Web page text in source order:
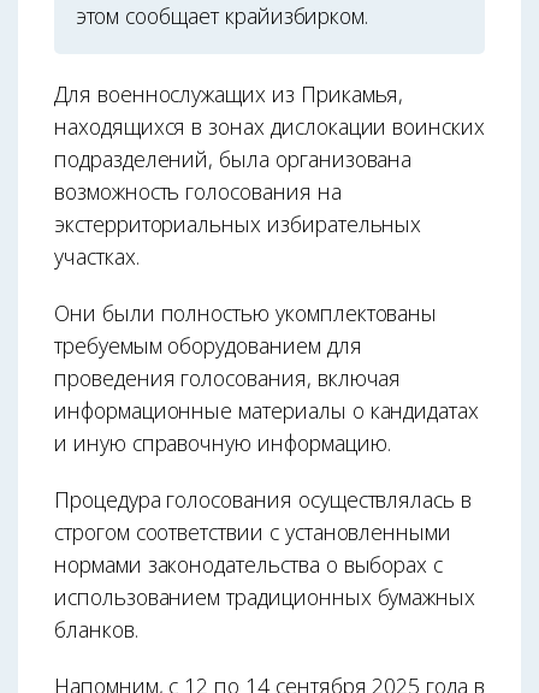
этом сообщает крайизбирком.
Для военнослужащих из Прикамья,
находящихся в зонах дислокации воинских
подразделений, была организована
возможность голосования на
экстерриториальных избирательных
участках.
Они были полностью укомплектованы
требуемым оборудованием для
проведения голосования, включая
информационные материалы о кандидатах
и иную справочную информацию.
Процедура голосования осуществлялась в
строгом соответствии с установленными
нормами законодательства о выборах с
использованием традиционных бумажных
бланков.
Напомним, с 12 по 14 сентября 2025 года в